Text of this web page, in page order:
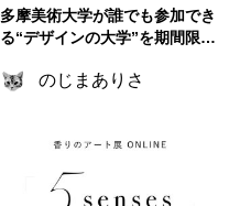
多摩美術大学が誰でも参加でき
る“デザインの大学”を期間限定
講義5選のじまありさ